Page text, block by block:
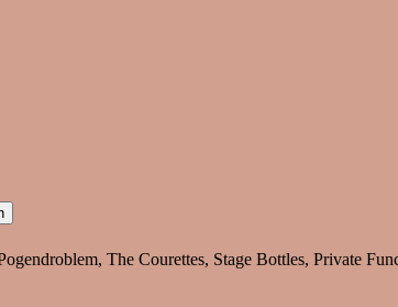
The Courettes, Stage Bottles, Private